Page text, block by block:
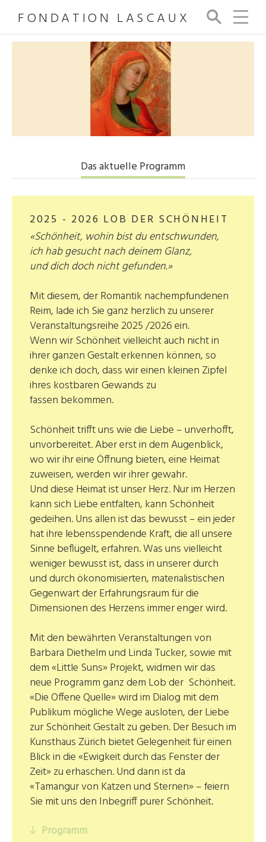
FONDATION LASCAUX
Su
ch
e
Das aktuelle Programm
2025 - 2026 LOB DER SCHÖNHEIT
«Schönheit, wohin bist du entschwunden,
ich hab gesucht nach deinem Glanz,
und dich doch nicht gefunden.»
Mit diesem, der Romantik nachempfundenen
Reim, lade ich Sie ganz herzlich zu unserer
Veranstaltungsreihe 2025 /2026 ein.
Wenn wir Schönheit vielleicht auch nicht in
ihrer ganzen Gestalt erkennen können, so
denke ich doch, dass wir einen kleinen Zipfel
ihres kostbaren Gewands zu
fassen bekommen.
Schönheit trifft uns wie die Liebe – unverhofft,
unvorbereitet. Aber erst in dem Augenblick,
wo wir ihr eine Öffnung bieten, eine Heimat
zuweisen, werden wir ihrer gewahr.
Und diese Heimat ist unser Herz. Nur im Herzen
kann sich Liebe entfalten, kann Schönheit
gedeihen. Uns allen ist das bewusst – ein jeder
hat ihre lebensspendende Kraft, die all unsere
Sinne beflügelt, erfahren. Was uns vielleicht
weniger bewusst ist, dass in unserer durch
und durch ökonomisierten, materialistischen
Gegenwart der Erfahrungsraum für die
Dimensionen des Herzens immer enger wird.
Mit den bewährten Veranstaltungen von
Barbara Diethelm und Linda Tucker, sowie mit
dem «Little Suns» Projekt, widmen wir das
neue Programm ganz dem Lob der Schönheit.
«Die Offene Quelle» wird im Dialog mit dem
Publikum mögliche Wege ausloten, der Liebe
zur Schönheit Gestalt zu geben. Der Besuch im
Kunsthaus Zürich bietet Gelegenheit für einen
Blick in die «Ewigkeit durch das Fenster der
Zeit» zu erhaschen. Und dann ist da
«Tamangur von Katzen und Sternen» – feiern
Sie mit uns den Inbegriff purer Schönheit.
Programm